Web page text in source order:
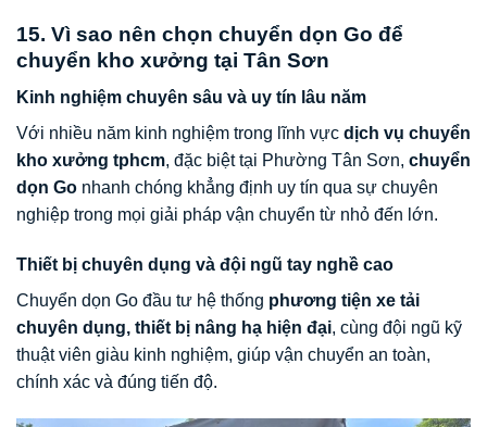
15. Vì sao nên chọn chuyển dọn Go để
chuyển kho xưởng tại Tân Sơn
Kinh nghiệm chuyên sâu và uy tín lâu năm
Với nhiều năm kinh nghiệm trong lĩnh vực dịch vụ chuyển
kho xưởng tphcm, đặc biệt tại Phường Tân Sơn, chuyển
dọn Go nhanh chóng khẳng định uy tín qua sự chuyên
nghiệp trong mọi giải pháp vận chuyển từ nhỏ đến lớn.
Thiết bị chuyên dụng và đội ngũ tay nghề cao
Chuyển dọn Go đầu tư hệ thống phương tiện xe tải
chuyên dụng, thiết bị nâng hạ hiện đại, cùng đội ngũ kỹ
thuật viên giàu kinh nghiệm, giúp vận chuyển an toàn,
chính xác và đúng tiến độ.